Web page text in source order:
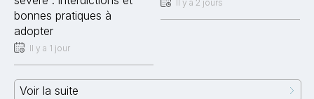
bonnes pratiques à
adopter
Il y a 1 jour
Il y a 2 jours
Voir la suite